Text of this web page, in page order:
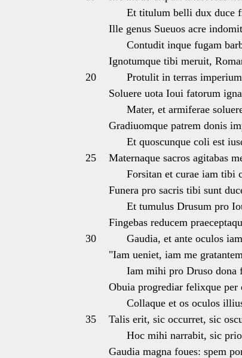
Et titulum belli dux duce
Ille genus Sueuos acre
Contudit inque fugam
Ignotumque tibi meruit,
20
Protulit in terras
Soluere uota Ioui fatorum
Mater, et armiferae
Gradiuomque patrem donis
Et quoscunque coli est
25
Maternaque sacros agitabas
Forsitan et curae iam tibi
Funera pro sacris tibi sunt
Et tumulus Drusum pro
Fingebas reducem
30
Gaudia, et ante oculos
"Iam ueniet, iam me
Iam mihi pro Druso dona
Obuia progrediar felixque per
Collaque et os oculos
35
Talis erit, sic occurret, sic
Hoc mihi narrabit, sic
Gaudia magna foues: spem